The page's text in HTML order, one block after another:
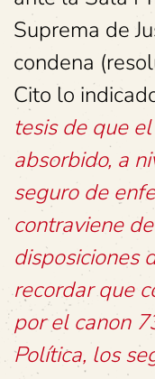
Suprema de
condena
Cito lo
tesis de que
absorbido, a
seguro de
contraviene
disposiciones
recordar que
por el canon
Política, los